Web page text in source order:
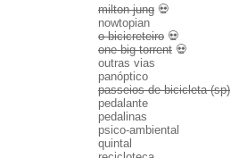
milton jung 💀
nowtopian
o bicicreteiro 💀
one big torrent 💀
outras vias
panóptico
passeios de bicicleta (sp)
pedalante
pedalinas
psico-ambiental
quintal